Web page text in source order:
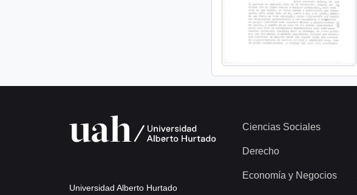
Universidad Alberto Hurtado
Ciencias Sociales
Derecho
Economía y Negocios